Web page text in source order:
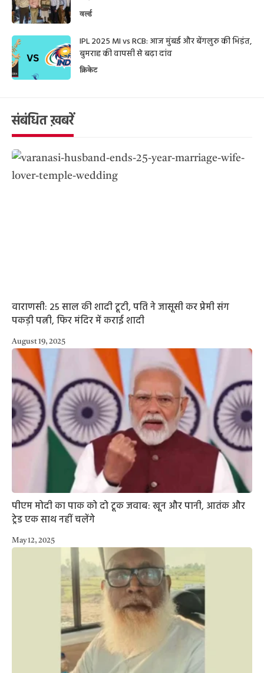
वर्ल्ड
IPL 2025 MI vs RCB: आज मुंबई और बेंगलुरु की भिड़ंत,
बुमराह की वापसी से बढ़ा दांव
क्रिकेट
संबंधित ख़बरें
वाराणसी: 25 साल की शादी टूटी, पति ने जासूसी कर प्रेमी संग
पकड़ी पत्नी, फिर मंदिर में कराई शादी
August 19, 2025
पीएम मोदी का पाक को दो टूक जवाब: खून और पानी, आतंक और
ट्रेड एक साथ नहीं चलेंगे
May 12, 2025